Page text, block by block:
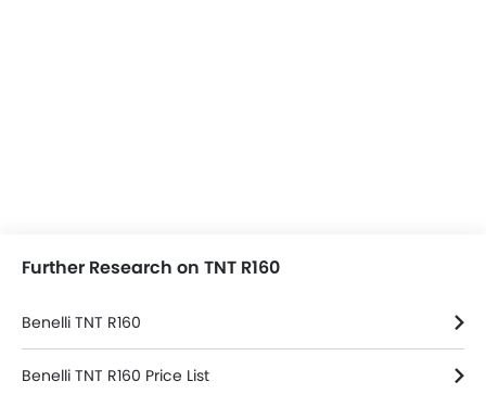
Further Research on TNT R160
Benelli TNT R160
Benelli TNT R160 Price List